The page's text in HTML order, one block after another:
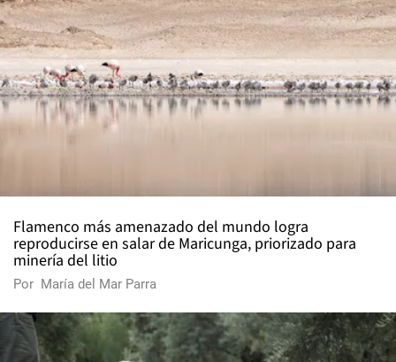
Flamenco más amenazado del mundo logra
reproducirse en salar de Maricunga, priorizado para
minería del litio
Por María del Mar Parra